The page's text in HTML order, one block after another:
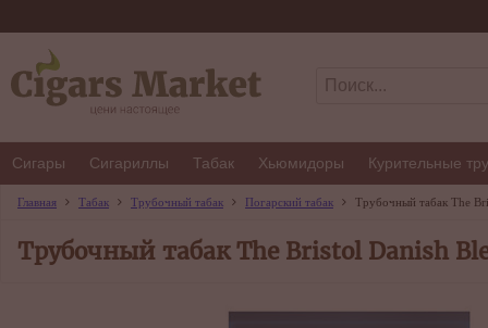
Сигары Сигариллы Табак Хьюмидоры Курительные
Главная Табак Трубочный табак Погарский табак Трубочный табак The
Трубочный табак The Bristol Danish